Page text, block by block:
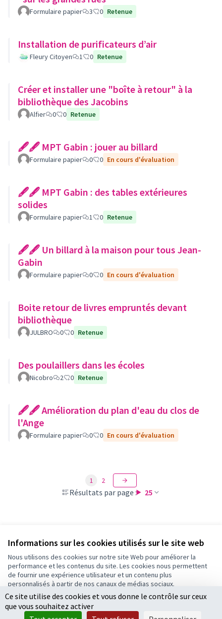
Informations sur les cookies utilisés sur le site web
Nous utilisons des cookies sur notre site Web pour améliorer la
performance et les contenus du site. Les cookies nous permettent
de fournir une expérience utilisateur et un contenu plus
personnalisés à partir de nos canaux de médias sociaux.
Tout accepter
Accepter seulement les cookies essentiels
Formulaire papier 3 0 Retenue
Installation de purificateurs d’air
Fleury Citoyen 1 0 Retenue
Créer et installer une "boîte à retour" à la
bibliothèque des Jacobins
Alfier 0 0 Retenue
🖋🖋 MPT Gabin : jouer au billard
Formulaire papier 0 0 En cours d'évaluation
🖋🖋 MPT Gabin : des tables extérieures
solides
Formulaire papier 1 0 Retenue
🖋🖋 Un billard à la maison pour tous Jean-
Gabin
Formulaire papier 0 0 En cours d'évaluation
Boite retour de livres empruntés devant
bibliothèque
JULBRO 0 0 Retenue
Des poulaillers dans les écoles
Nicobro 2 0 Retenue
🖋🖋 Amélioration du plan d'eau du clos de
l'Ange
Formulaire papier 0 0 En cours d'évaluation
Résultats par page : 25
1 2
Conditions d'utilisation
Paramètres des cookies
Ce site utilise des cookies et vous donne le contrôle sur ceux
que vous souhaitez activer